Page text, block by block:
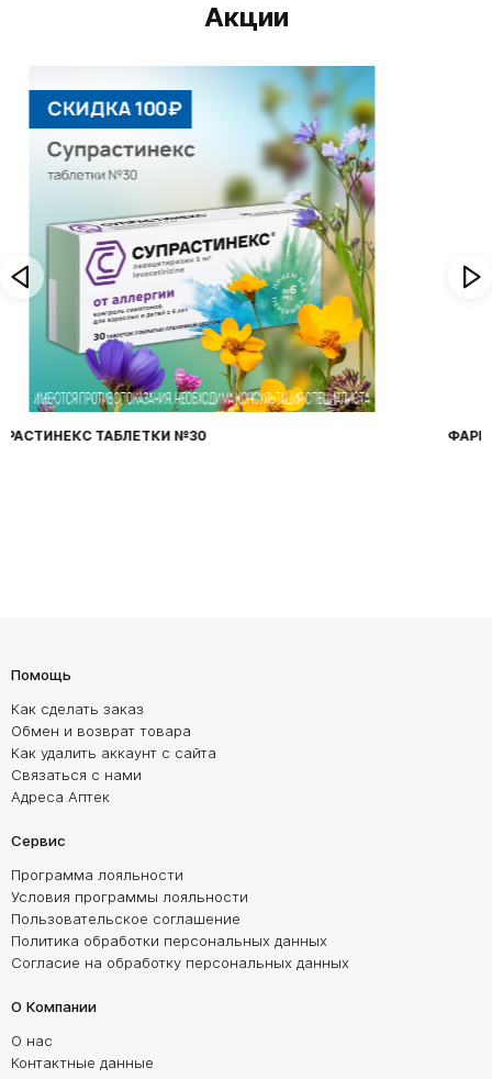
Акции
ФАРИНГОСЕПТ ТАБЛЕТКИ №20
Помощь
Как сделать заказ
Обмен и возврат товара
Как удалить аккаунт с сайта
Связаться с нами
Адреса Аптек
Сервис
Программа лояльности
Условия программы лояльности
Пользовательское соглашение
Политика обработки персональных данных
Согласие на обработку персональных данных
О Компании
О нас
Контактные данные